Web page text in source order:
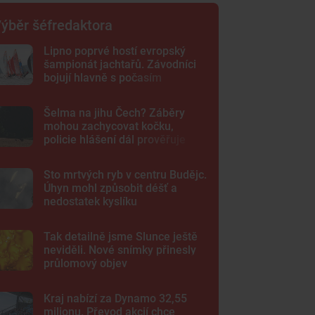
šéfredaktora
Lipno poprvé hostí evropský
šampionát jachtařů. Závodníci
bojují hlavně s počasím
Šelma na jihu Čech? Záběry
mohou zachycovat kočku,
policie hlášení dál prověřuje
Sto mrtvých ryb v centru Budějc.
Úhyn mohl způsobit déšť a
nedostatek kyslíku
Tak detailně jsme Slunce ještě
neviděli. Nové snímky přinesly
průlomový objev
Kraj nabízí za Dynamo 32,55
milionu. Převod akcií chce